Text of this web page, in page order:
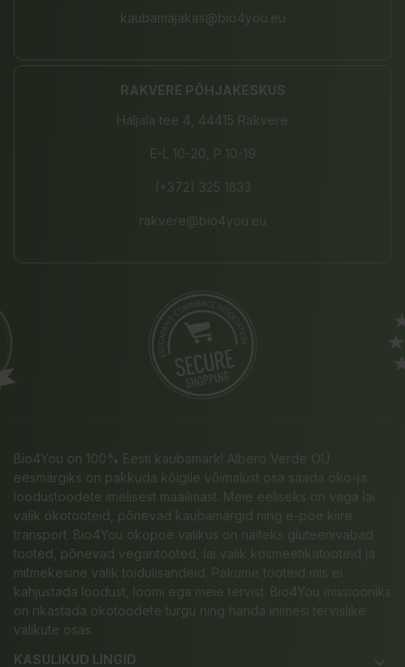
kaubamajakas@bio4you.eu
RAKVERE PÕHJAKESKUS
Haljala tee 4, 44415 Rakvere
E-L 10-20, P 10-19
(+372) 325 1833
rakvere@bio4you.eu
Bio4You on 100% Eesti kaubamärk! Albero Verde OÜ
eesmärgiks on pakkuda kõigile võimalust osa saada öko-ja
loodustoodete imelisest maailmast. Meie eeliseks on väga lai
valik ökotooteid, põnevad kaubamärgid ning e-poe kiire
transport. Bio4You ökopoe valikus on näiteks gluteenivabad
tooted, põnevad vegantooted, lai valik kosmeetikatooteid ja
mitmekesine valik toidulisandeid. Pakume tooteid mis ei
kahjustada loodust, loomi ega meie tervist. Bio4You missiooniks
on rikastada ökotoodete turgu ning harida inimesi tervislike
valikute osas.
KASULIKUD LINGID